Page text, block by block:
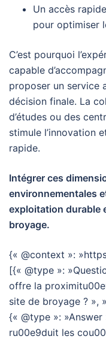
Un accès
pour optimiser
C’est pourquoi
capable
proposer un service
décision finale. La
d’études ou des
stimule l’innovation
rapide.
Intégrer ces
environnementales
exploitation durable
broyage.
{« @context »:
[{« @type »:
offre la
site de broyage ? »,
{« @type »:
ru00e9duit les